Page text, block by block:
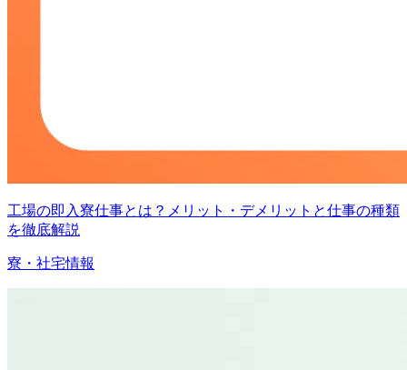
工場の即入寮仕事とは？メリット・デメリットと仕事の種類
を徹底解説
寮・社宅情報